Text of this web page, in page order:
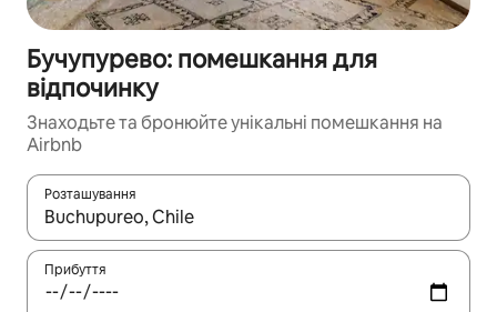
Бучупурево: помешкання для
відпочинку
Знаходьте та бронюйте унікальні помешкання на
Airbnb
Розташування
Отримавши результати пошуку, використовуйте для
Прибуття